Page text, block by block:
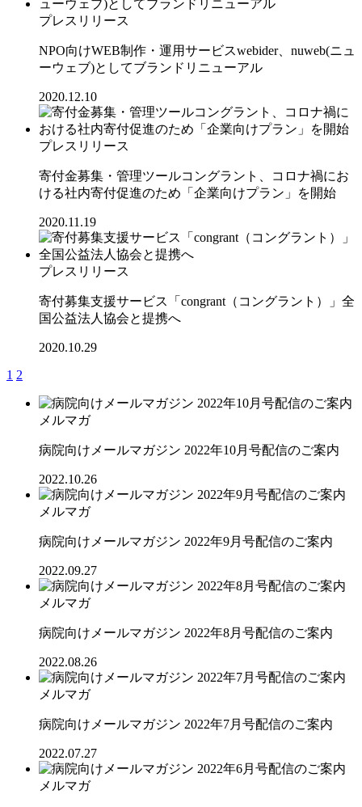
プレスリリース
NPO向けWEB制作・運用サービスwebider、nuweb(ニュ
ーウェブ)としてブランドリニューアル
2020.12.10
プレスリリース
寄付金募集・管理ツールコングラント、コロナ禍にお
ける社内寄付促進のため「企業向けプラン」を開始
2020.11.19
プレスリリース
寄付募集支援サービス「congrant（コングラント）」全
国公益法人協会と提携へ
2020.10.29
1 2
メルマガ
病院向けメールマガジン 2022年10月号配信のご案内
2022.10.26
メルマガ
病院向けメールマガジン 2022年9月号配信のご案内
2022.09.27
メルマガ
病院向けメールマガジン 2022年8月号配信のご案内
2022.08.26
メルマガ
病院向けメールマガジン 2022年7月号配信のご案内
2022.07.27
メルマガ